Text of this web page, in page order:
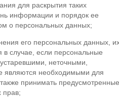
для раскрытия таких
информации и порядок ее
о персональных данных;
его персональных данных,
в случае, если персональные
неточными,
являются необходимыми для
принимать предусмотренные
прав;